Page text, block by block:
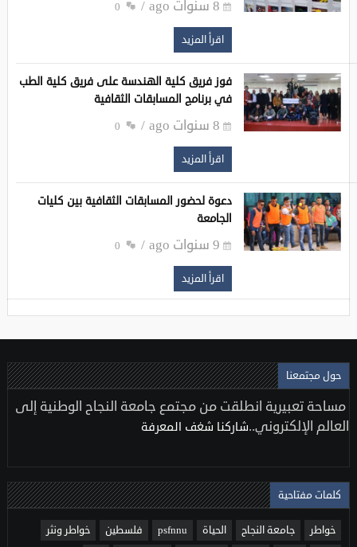
8 سنوات ago 0
اقرأ المزيد
فوز فريق كلية الهندسة على فريق كلية الطب
في برنامج المسابقات الثقافية
8 سنوات ago 0
اقرأ المزيد
دعوة لحضور المسابقات الثقافية بين كليات
الجامعة
9 سنوات ago 0
اقرأ المزيد
حول مجتمعنا
مساحة تعبيرية انطلقت من مجتمع جامعة النجاح الوطنية إلى
العالم الإلكتروني..شاركنا شغف المعرفة
كلمات مفتاحية
خواطر جامعة النجاح الحياة psfnnu فلسطين
خواطر ونثر